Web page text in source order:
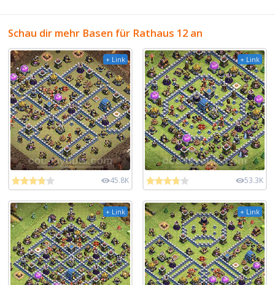
Schau dir mehr Basen für Rathaus 12 an
+ Link
45.8K
+ Link
53.3K
+ Link + Link